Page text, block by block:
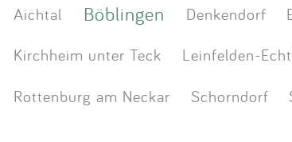
Aichtal Böblingen Denkendorf
Kirchheim unter Teck
Leinfelden-
Rottenburg am Neckar
Schorndorf